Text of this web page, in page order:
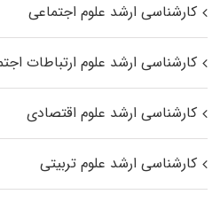
کارشناسی ارشد علوم اجتماعی
کارشناسی ارشد علوم ارتباطات
کارشناسی ارشد علوم اقتصادی
کارشناسی ارشد علوم تربیتی